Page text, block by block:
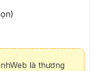
là thương